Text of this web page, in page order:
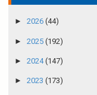
► 2026 (44)
► 2025 (192)
► 2024(147)
► 2023 (173)